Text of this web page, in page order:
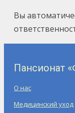
Вы
Пансионат
О нас
Медицинский уход